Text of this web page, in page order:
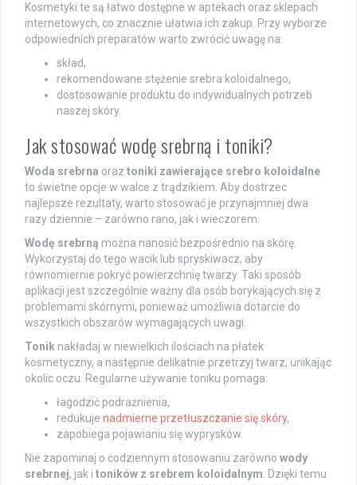
Kosmetyki te są łatwo dostępne w aptekach oraz sklepach
internetowych, co znacznie ułatwia ich zakup. Przy wyborze
odpowiednich preparatów warto zwrócić uwagę na:
skład,
rekomendowane stężenie srebra koloidalnego,
dostosowanie produktu do indywidualnych potrzeb
naszej skóry.
Jak stosować wodę srebrną i toniki?
Woda srebrna oraz toniki zawierające srebro koloidalne
to świetne opcje w walce z trądzikiem. Aby dostrzec
najlepsze rezultaty, warto stosować je przynajmniej dwa
razy dziennie – zarówno rano, jak i wieczorem.
Wodę srebrną można nanosić bezpośrednio na skórę.
Wykorzystaj do tego wacik lub spryskiwacz, aby
równomiernie pokryć powierzchnię twarzy. Taki sposób
aplikacji jest szczególnie ważny dla osób borykających się z
problemami skórnymi, ponieważ umożliwia dotarcie do
wszystkich obszarów wymagających uwagi.
Tonik nakładaj w niewielkich ilościach na płatek
kosmetyczny, a następnie delikatnie przetrzyj twarz, unikając
okolic oczu. Regularne używanie toniku pomaga:
łagodzić podrażnienia,
redukuje nadmierne przetłuszczanie się skóry,
zapobiega pojawianiu się wyprysków.
Nie zapominaj o codziennym stosowaniu zarówno wody
srebrnej, jak i toników z srebrem koloidalnym . Dzięki temu